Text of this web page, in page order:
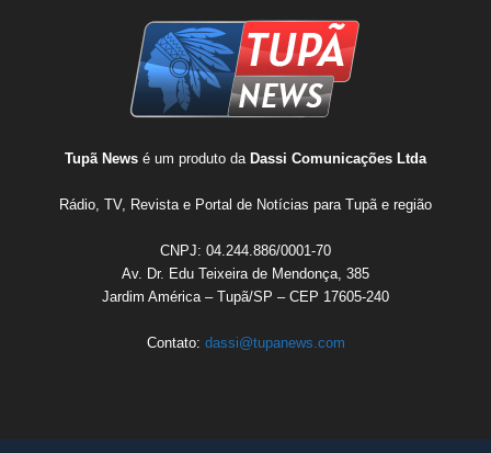
Tupã News é um produto da Dassi Comunicações Ltda
Rádio, TV, Revista e Portal de Notícias para Tupã e região
CNPJ: 04.244.886/0001-70
Av. Dr. Edu Teixeira de Mendonça, 385
Jardim América – Tupã/SP – CEP 17605-240
Contato: dassi@tupanews.com